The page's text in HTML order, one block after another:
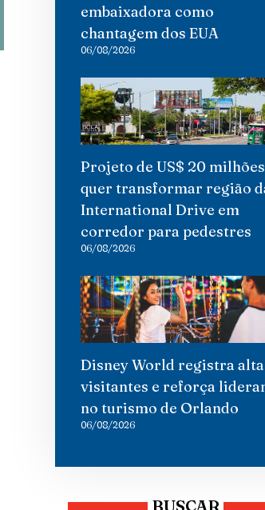
embaixadora como
chantagem dos EUA
06/08/2026
Projeto de US$ 20 milhões
quer transformar região
International Drive em
corredor para pedestres
06/08/2026
Disney World registra alta
visitantes e reforça
no turismo de Orlando
06/08/2026
BUSCAR